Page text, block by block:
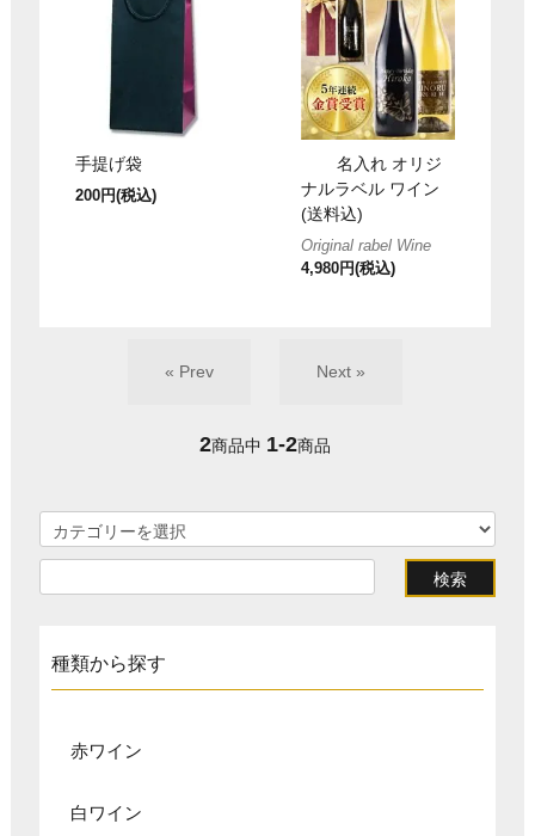
手提げ袋
200円(税込)
名入れ オリジ
ナルラベル ワイン
(送料込)
Original rabel Wine
4,980円(税込)
« Prev Next »
2商品中 1-2商品
種類から探す
赤ワイン
白ワイン